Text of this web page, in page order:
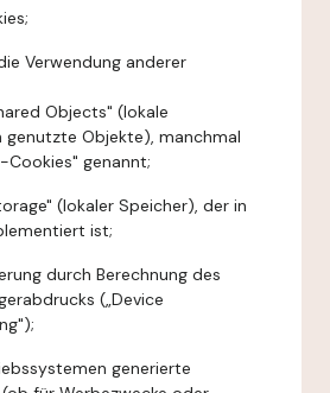
Verwendung anderer
Objects" (lokale
genutzte Objekte), manchmal
Cookies" genannt;
(lokaler Speicher), der in
ist;
durch Berechnung des
(„Device
generierte